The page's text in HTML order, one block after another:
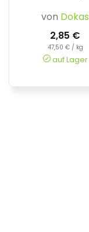
von Dokas
2,85 €
47,50 € / kg
auf Lager